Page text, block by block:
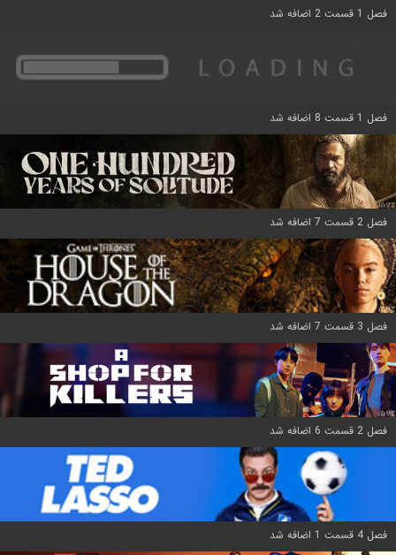
فصل 1 قسمت 2 اضافه شد
فصل 1 قسمت 8 اضافه شد
فصل 2 قسمت 7 اضافه شد
فصل 3 قسمت 7 اضافه شد
فصل 2 قسمت 6 اضافه شد
فصل 4 قسمت 1 اضافه شد